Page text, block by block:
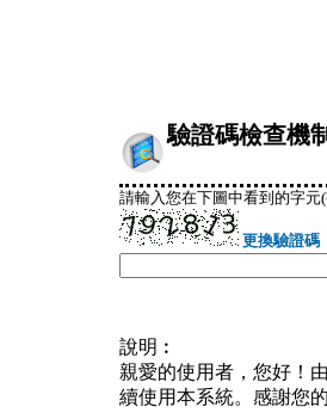
驗證碼檢查機
請輸入您在下圖中看到的字元
更換驗證碼
說明︰
親愛的使用者，您好！
續使用本系統。感謝您的